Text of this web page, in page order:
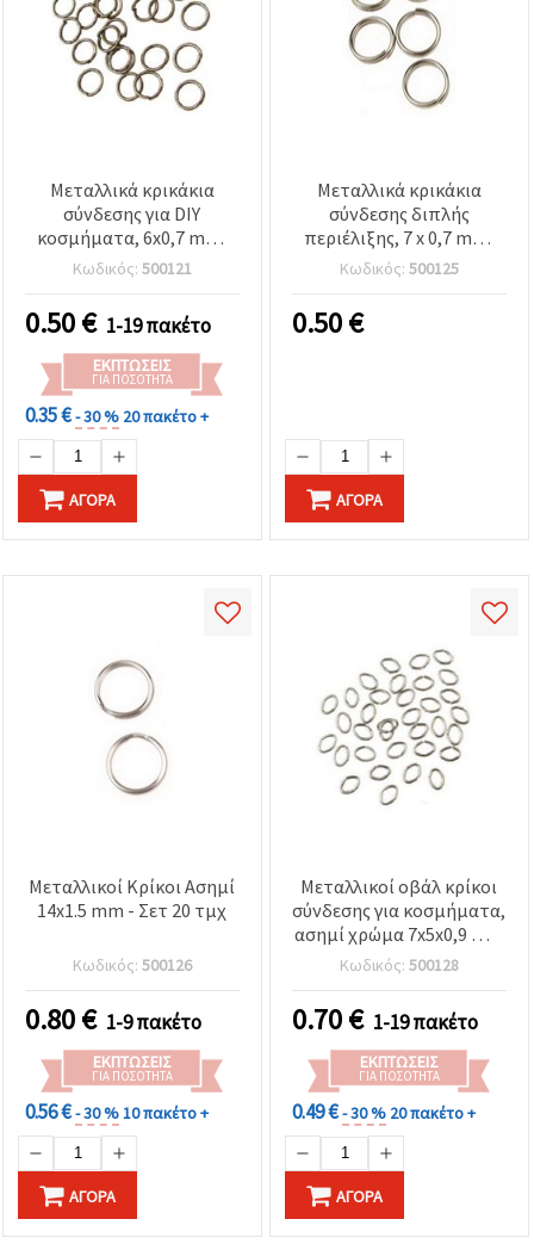
Μεταλλικά κρικάκια
σύνδεσης για DIY
κοσμήματα, 6x0,7 mm,
χρώμα αντικέ χαλκού -
200 τεμάχια
Κωδικός: 500121
0.50€ 1-19 πακέτο
ΕΚΠΤΏΣΕΙΣ
ΓΙΑ ΠΟΣΌΤΗΤΑ
0.35 €- 30 % 20 πακέτο +
ΑΓΟΡΆ
Μεταλλικά κρικάκια
σύνδεσης διπλής
περιέλιξης, 7 x 0,7 mm,
ασημί χρώμα, ±10 γρ.
(~100 τεμ.)
Κωδικός: 500125
0.50€
ΑΓΟΡΆ
Μεταλλικοί Κρίκοι Ασημί
14x1.5 mm - Σετ 20 τμχ
Κωδικός: 500126
0.80€ 1-9 πακέτο
ΕΚΠΤΏΣΕΙΣ
ΓΙΑ ΠΟΣΌΤΗΤΑ
0.56 €- 30 %10 πακέτο +
ΑΓΟΡΆ
Μεταλλικοί οβάλ κρίκοι
σύνδεσης για κοσμήματα,
ασημί χρώμα 7x5x0,9 mm
- 200 τεμάχια
Κωδικός: 500128
0.70€ 1-19 πακέτο
ΕΚΠΤΏΣΕΙΣ
ΓΙΑ ΠΟΣΌΤΗΤΑ
0.49 €- 30 % 20 πακέτο +
ΑΓΟΡΆ